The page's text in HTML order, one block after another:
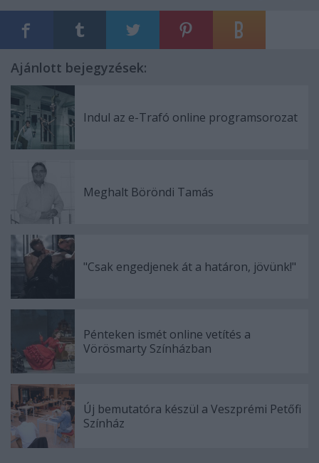
Ajánlott bejegyzések:
Indul az e-Trafó online programsorozat
Meghalt Böröndi Tamás
"Csak engedjenek át a határon, jövünk!"
Pénteken ismét online vetítés a
Vörösmarty Színházban
Új bemutatóra készül a Veszprémi Petőfi
Színház